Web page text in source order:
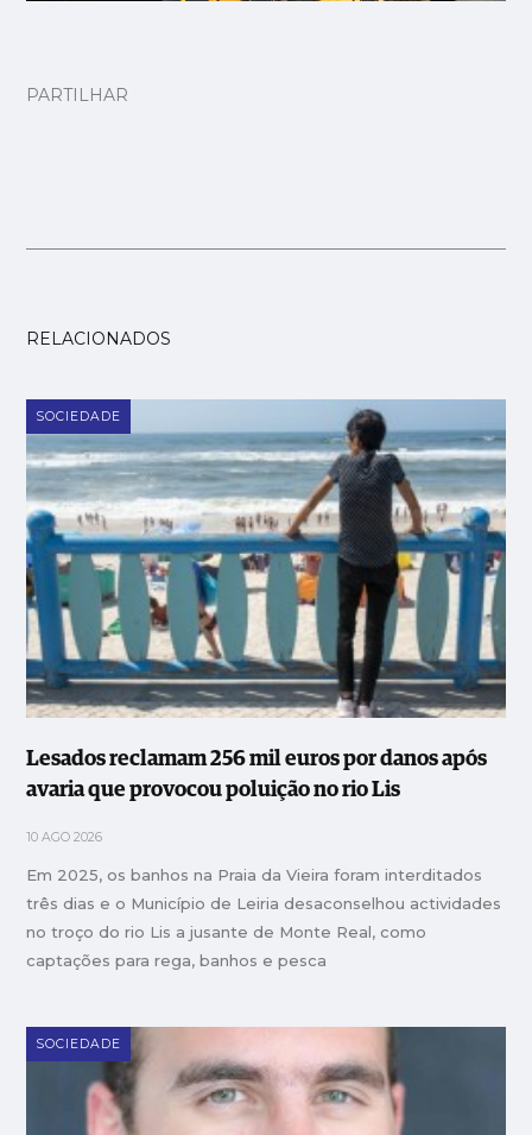
PARTILHAR
RELACIONADOS
SOCIEDADE
Lesados reclamam 256 mil euros por danos após
avaria que provocou poluição no rio Lis
10 AGO 2026
Em 2025, os banhos na Praia da Vieira foram interditados
três dias e o Município de Leiria desaconselhou actividades
no troço do rio Lis a jusante de Monte Real, como
captações para rega, banhos e pesca
SOCIEDADE